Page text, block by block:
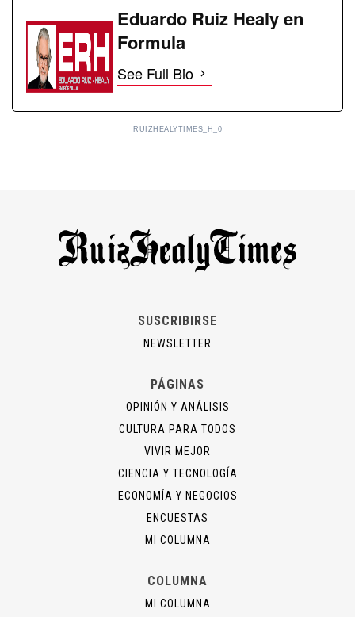
Eduardo Ruiz Healy en
Formula
See Full Bio
RUIZHEALYTIMES_H_0
SUSCRIBIRSE
NEWSLETTER
PÁGINAS
OPINIÓN Y ANÁLISIS
CULTURA PARA TODOS
VIVIR MEJOR
CIENCIA Y TECNOLOGÍA
ECONOMÍA Y NEGOCIOS
ENCUESTAS
MI COLUMNA
COLUMNA
MI COLUMNA